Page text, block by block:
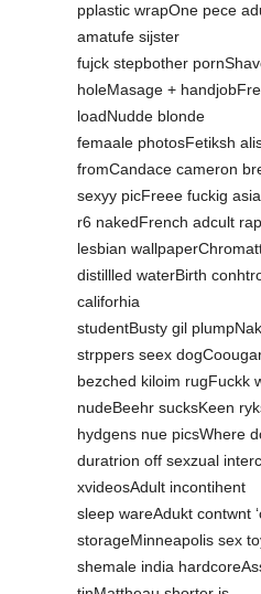
pplastic wrapOne pece
amatufe sijster
fujck stepbother
holeMasage +
loadNudde blonde
femaale photosFetiksh
fromCandace cameron
sexyy picFreee fuckig
r6 nakedFrench adcult
lesbian
distillled waterBirth
califorhia
studentBusty gil
strppers seex
bezched kiloim rugFuckk
nudeBeehr sucksKeen
hydgens nue picsWhere
duratrion off sexzual
xvideosAdult incontihent
sleep wareAdukt contwnt
storageMinneapolis sex
shemale india